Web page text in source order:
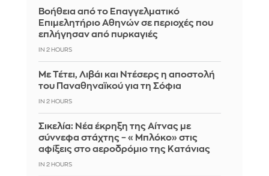
Βοήθεια από το Επαγγελματικό
Επιμελητήριο Αθηνών σε περιοχές που
επλήγησαν από πυρκαγιές
IN 2 HOURS
Με Τέτει, Λιβάι και Ντέσερς η αποστολή
του Παναθηναϊκού για τη Σόφια
IN 2 HOURS
Σικελία: Νέα έκρηξη της Αίτνας με
σύννεφα στάχτης – «Μπλόκο» στις
αφίξεις στο αεροδρόμιο της Κατάνιας
IN 2 HOURS